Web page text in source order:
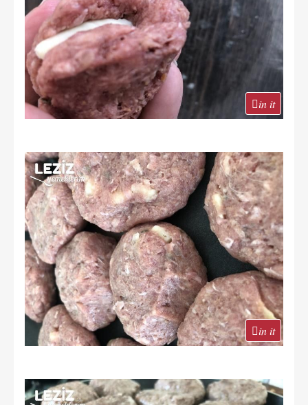
in it
in it